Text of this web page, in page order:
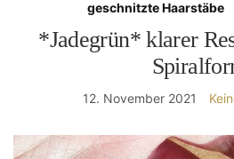
geschnitzte Haarstäbe
*Jadegrün* klarer
12. November 2021